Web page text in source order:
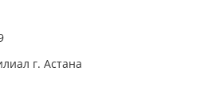
г. Астана